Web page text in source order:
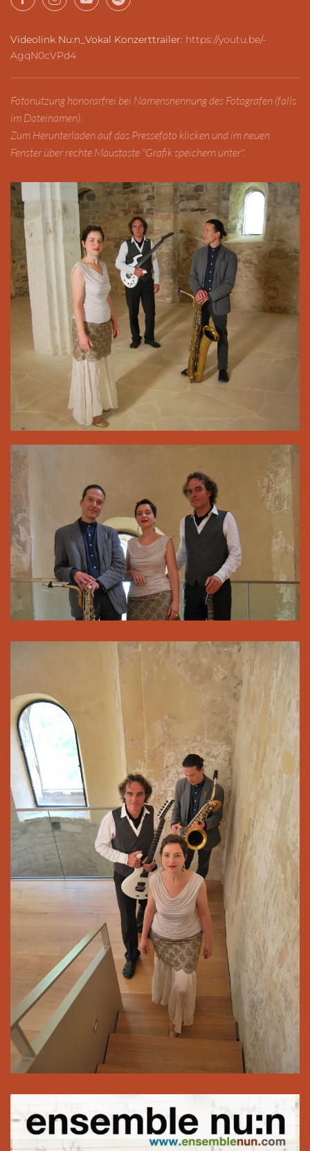
Videolink Nu:n_Vokal Konzerttrailer: https://youtu.be/-
AgqN0cVPd4
Fotonutzung honorarfrei bei Namensnennung des Fotografen (falls
im Dateinamen).
Zum Herunterladen auf das Pressefoto klicken und im neuen
Fenster über rechte Maustaste "Grafik speichern unter".
Pressefoto zum Download
Pressefoto zum Download
Pressefoto zum Download